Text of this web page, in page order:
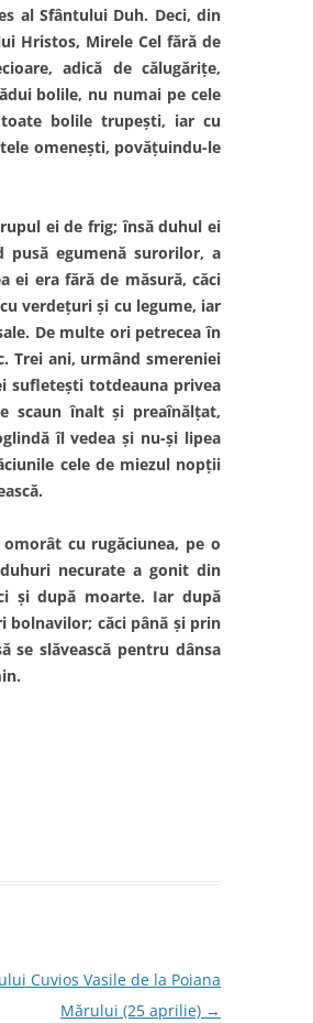
al Sfântului Duh. Deci, din
Hristos, Mirele Cel fără de
adică de călugărițe,
bolile, nu numai pe cele
bolile trupești, iar cu
omenești, povățuindu-le
ei de frig; însă duhul ei
pusă egumenă surorilor, a
ei era fără de măsură, căci
verdețuri și cu legume, iar
De multe ori petrecea în
Trei ani, urmând sme­reniei
sufletești totdeauna privea
scaun înalt și preaînălțat,
îl vedea și nu-și lipea
cele de miezul nopții
cu rugăciunea, pe o
necurate a gonit din
și după moarte. Iar după
căci până și prin
se slăvească pentru dânsa
Cuvios Vasile de la Poiana
Mărului (25 aprilie) →